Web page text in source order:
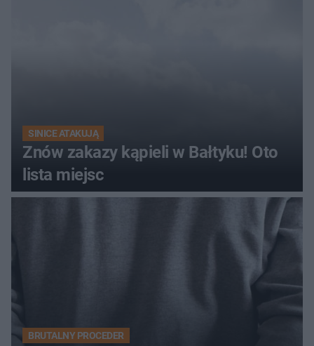
SINICE ATAKUJĄ
Znów zakazy kąpieli w Bałtyku! Oto
lista miejsc
BRUTALNY PROCEDER